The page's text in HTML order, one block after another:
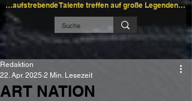
…aufstrebende Talente treffen auf große Legenden…
ART NATION
Redaktion
22. Apr. 2025 2 Min. Lesezeit